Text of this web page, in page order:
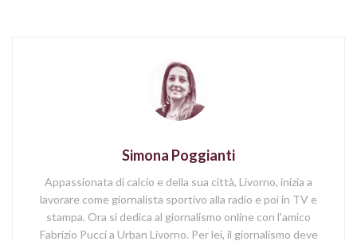
Simona Poggianti
Appassionata di calcio e della sua città, Livorno, inizia a
lavorare come giornalista sportivo alla radio e poi in TV e
stampa. Ora si dedica al giornalismo online con l'amico
Fabrizio Pucci a Urban Livorno. Per lei, il giornalismo deve